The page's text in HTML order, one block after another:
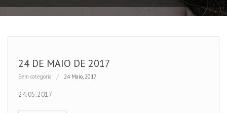
24 DE MAIO DE 2017
Sem categoria 24 Maio, 2017
24.05.2017